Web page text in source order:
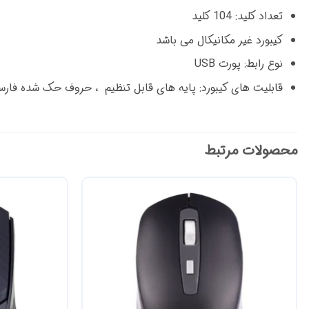
تعداد کلید: 104 کلید
کیبورد غیر مکانیکال می باشد
نوع رابط: پورت USB
قابلیت های کیبورد: پایه های قابل تنظیم ، حروف حک شده
محصولات مرتبط